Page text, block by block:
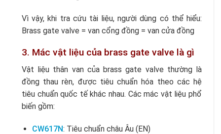
Vì vậy, khi tra cứu tài liệu, người dùng có thể hiểu:
Brass gate valve = van cổng đồng = van cửa đồng
3. Mác vật liệu của brass gate valve là gì
Vật liệu thân van của brass gate valve thường là
đồng thau rèn, được tiêu chuẩn hóa theo các hệ
tiêu chuẩn quốc tế khác nhau. Các mác vật liệu phổ
biến gồm:
CW617N: Tiêu chuẩn châu Âu (EN)